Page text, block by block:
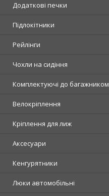
Додаткові печки
Підлокітники
Рейлінги
Чохли на сидіння
Комплектуючі до багажником
Велокріплення
Кріплення для лиж
Аксесуари
Кенгурятники
Люки автомобільні